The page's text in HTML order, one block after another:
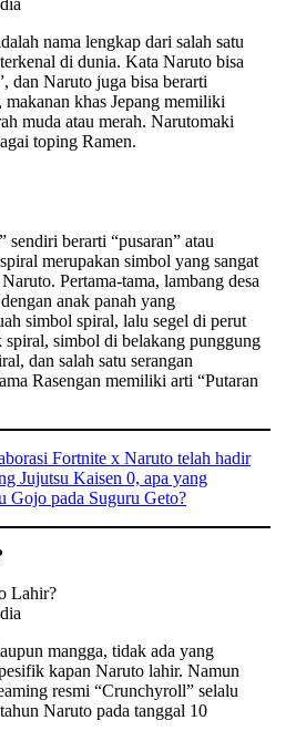
nama lengkap dari salah satu
di dunia. Kata Naruto bisa
dan Naruto juga bisa berarti
khas Jepang memiliki
muda atau merah. Narutomaki
toping Ramen.
sendiri berarti “pusaran” atau
merupakan simbol yang sangat
Pertama-tama, lambang desa
anak panah yang
simbol spiral, lalu segel di perut
simbol di belakang punggung
dan salah satu serangan
Rasengan memiliki arti “Putaran
Fortnite x Naruto telah hadir
Jujutsu Kaisen 0, apa yang
Gojo pada Suguru Geto?
mangga, tidak ada yang
kapan Naruto lahir. Namun
resmi “Crunchyroll” selalu
Naruto pada tanggal 10